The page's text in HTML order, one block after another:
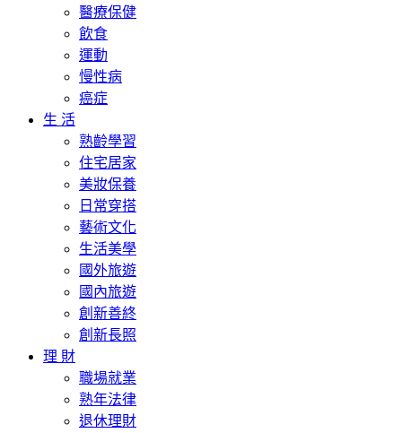
醫療保健
飲食
運動
慢性病
癌症
生 活
熟齡學習
住宅居家
美妝保養
日常穿搭
藝術文化
生活美學
國外旅遊
國內旅遊
創新善終
創新長照
理 財
職場就業
熟年法律
退休理財